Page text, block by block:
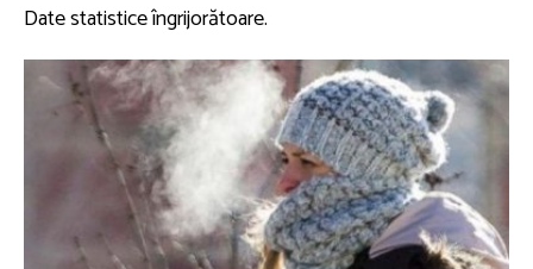
Date statistice îngrijorătoare.